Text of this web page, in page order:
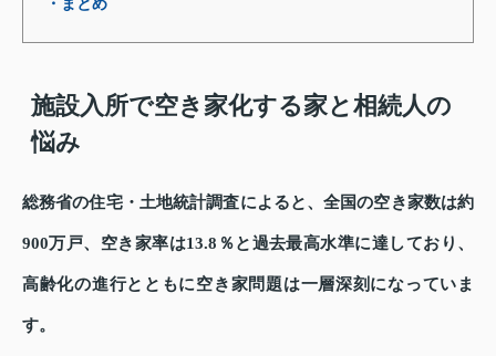
・まとめ
施設入所で空き家化する家と相続人の
悩み
総務省の住宅・土地統計調査によると、全国の空き家数は約
900万戸、空き家率は13.8％と過去最高水準に達しており、
高齢化の進行とともに空き家問題は一層深刻になっていま
す。